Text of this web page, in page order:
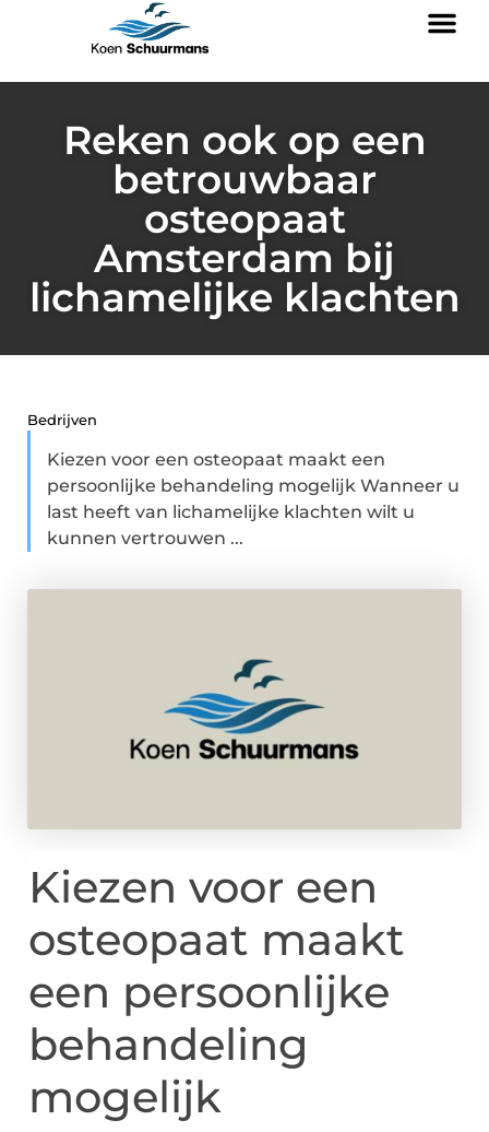
Reken ook op een
betrouwbaar
osteopaat
Amsterdam bij
lichamelijke klachten
Bedrijven
Kiezen voor een osteopaat maakt een
persoonlijke behandeling mogelijk Wanneer u
last heeft van lichamelijke klachten wilt u
kunnen vertrouwen ...
Kiezen voor een
osteopaat maakt
een persoonlijke
behandeling
mogelijk